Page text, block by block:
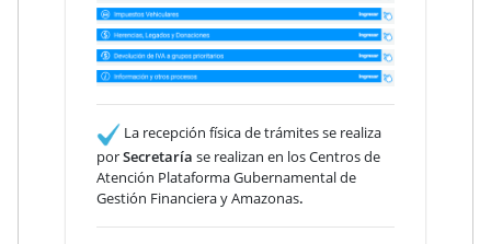
La recepción física de trámites se realiza
porSecretaría se realizan en los Centros de
Atención Plataforma Gubernamental de
Gestión Financiera y Amazonas.